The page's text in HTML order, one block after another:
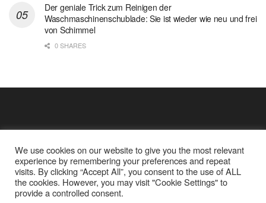
Der geniale Trick zum Reinigen der
Waschmaschinenschublade: Sie ist wieder wie neu und frei
von Schimmel
0 SHARES
Cookie Policy
Datenschutz
Google Analytics und Cookie Dateien
We use cookies on our website to give you the most relevant
experience by remembering your preferences and repeat
visits. By clicking “Accept All”, you consent to the use of ALL
the cookies. However, you may visit "Cookie Settings" to
provide a controlled consent.